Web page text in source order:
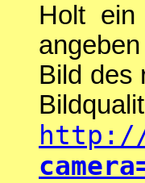
Holt ein
Bild des
http://